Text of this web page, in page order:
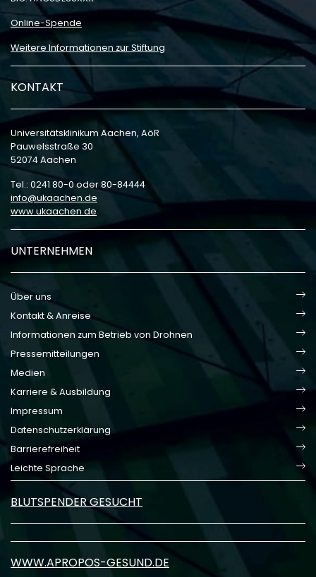
Online-Spende
Weitere Informationen zur Stiftung
KONTAKT
Universitätsklinikum Aachen, AöR
Pauwelsstraße 30
52074 Aachen
Tel.: 0241 80-0 oder 80-84444
info
ukaachen de
www.ukaachen.de
UNTERNEHMEN
Über uns
Kontakt & Anreise
Informationen zum Betrieb von Drohnen
Pressemitteilungen
Medien
Karriere & Ausbildung
Impressum
Datenschutzerklärung
Barrierefreiheit
Leichte Sprache
BLUTSPENDER GESUCHT
WWW.APROPOS-GESUND.DE